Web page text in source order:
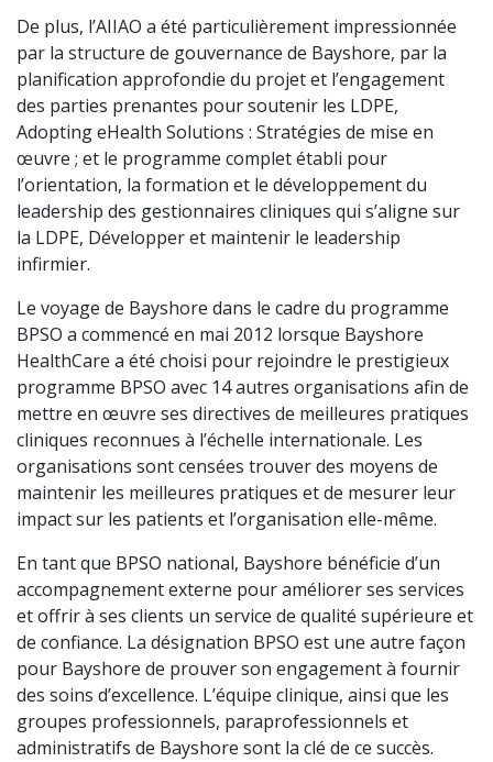
De plus, l’AIIAO a été particulièrement impressionnée
par la structure de gouvernance de Bayshore, par la
planification approfondie du projet et l’engagement
des parties prenantes pour soutenir les LDPE,
Adopting eHealth Solutions : Stratégies de mise en
œuvre ; et le programme complet établi pour
l’orientation, la formation et le développement du
leadership des gestionnaires cliniques qui s’aligne sur
la LDPE, Développer et maintenir le leadership
infirmier.
Le voyage de Bayshore dans le cadre du programme
BPSO a commencé en mai 2012 lorsque Bayshore
HealthCare a été choisi pour rejoindre le prestigieux
programme BPSO avec 14 autres organisations afin de
mettre en œuvre ses directives de meilleures pratiques
cliniques reconnues à l’échelle internationale. Les
organisations sont censées trouver des moyens de
maintenir les meilleures pratiques et de mesurer leur
impact sur les patients et l’organisation elle-même.
En tant que BPSO national, Bayshore bénéficie d’un
accompagnement externe pour améliorer ses services
et offrir à ses clients un service de qualité supérieure et
de confiance. La désignation BPSO est une autre façon
pour Bayshore de prouver son engagement à fournir
des soins d’excellence. L’équipe clinique, ainsi que les
groupes professionnels, paraprofessionnels et
administratifs de Bayshore sont la clé de ce succès.